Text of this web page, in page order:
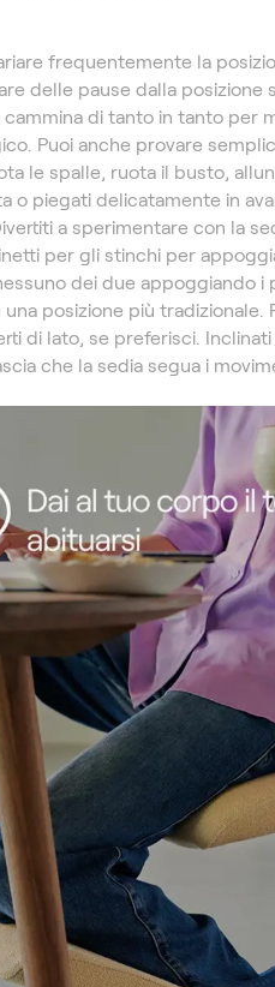
frequentemente la
delle pause dalla posizione
di tanto in tanto per
Puoi anche provare
le spalle, ruota il busto,
o piegati delicatamente in
a sperimentare con la
per gli stinchi per
dei due appoggiando i
posizione più tradizionale.
di lato, se preferisci. Inclinati
che la sedia segua i